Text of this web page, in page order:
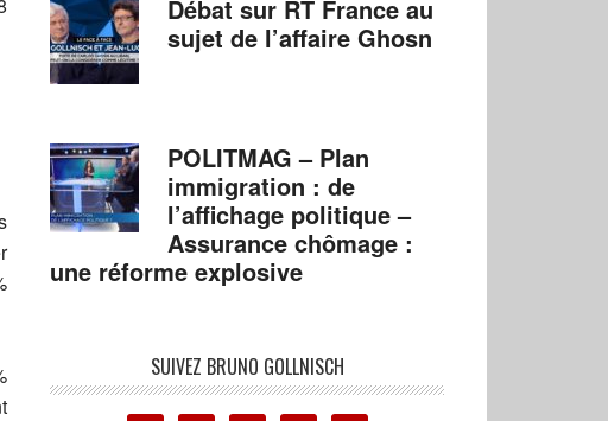
Débat sur RT France au
sujet de l’affaire Ghosn
POLITMAG – Plan
immigration : de
l’affichage politique –
Assurance chômage :
une réforme explosive
SUIVEZ BRUNO GOLLNISCH